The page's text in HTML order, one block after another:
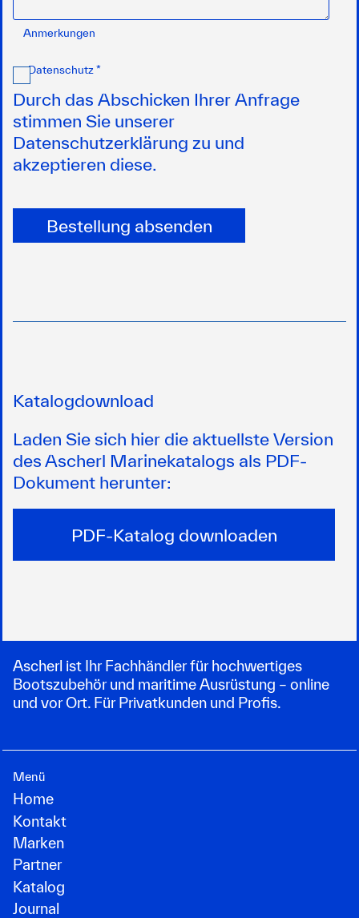
Anmerkungen
Datenschutz *
Durch das Abschicken Ihrer Anfrage
stimmen Sie unserer
Datenschutzerklärung zu und
akzeptieren diese.
Katalogdownload
Laden Sie sich hier die aktuellste Version
des Ascherl Marinekatalogs als PDF-
Dokument herunter:
PDF-Katalog downloaden
Ascherl ist Ihr Fachhändler für hochwertiges
Bootszubehör und maritime Ausrüstung – online
und vor Ort. Für Privatkunden und Profis.
Menü
Home
Kontakt
Marken
Partner
Katalog
Journal